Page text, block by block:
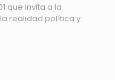
que invita a la
realidad política y